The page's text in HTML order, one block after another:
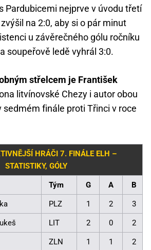
Pardubicemi nejprve v úvodu třetí
na 2:0, aby si o pár minut
u závěrečného gólu ročníku
soupeřově ledě vyhrál 3:0.
střelcem je František
litvínovské Chezy i autor obou
sedmém finále proti Třinci v roce
HRÁČI 7. FINÁLE ELH –
STATISTIKY, GÓLY
Tým G A B
PLZ 1 2 3
LIT 2 0 2
ZLN 1 1 2